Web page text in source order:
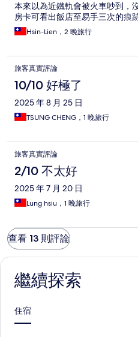
本來以為近鐵軌會被火車吵到，
房卡可看出飯店至易手三次的痕跡
Hsin-Lien，2 晚旅行
旅客真實評論
10/10 好極了
2025 年 8 月 25 日
TSUNG CHENG，1 晚旅行
旅客真實評論
2/10 不太好
2025 年 7 月 20 日
Lung hsiu，1 晚旅行
查看 13 則評論
繼續探索
住宿